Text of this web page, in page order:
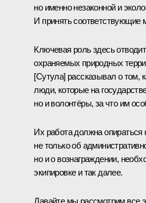
но именно незаконной и
И принять соответствующие
Ключевая роль здесь
охраняемых природных
[Сутула] рассказывал о том,
люди, которые на
но и волонтёры, за что им
Их работа должна
не только об
но и о вознаграждении,
экипировке и так далее.
Давайте мы рассмотрим все